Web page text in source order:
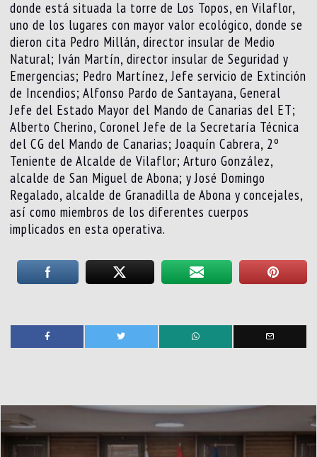
donde está situada la torre de Los Topos, en Vilaflor,
uno de los lugares con mayor valor ecológico, donde se
dieron cita Pedro Millán, director insular de Medio
Natural; Iván Martín, director insular de Seguridad y
Emergencias; Pedro Martínez, Jefe servicio de Extinción
de Incendios; Alfonso Pardo de Santayana, General
Jefe del Estado Mayor del Mando de Canarias del ET;
Alberto Cherino, Coronel Jefe de la Secretaría Técnica
del CG del Mando de Canarias; Joaquín Cabrera, 2º
Teniente de Alcalde de Vilaflor; Arturo González,
alcalde de San Miguel de Abona; y José Domingo
Regalado, alcalde de Granadilla de Abona y concejales,
así como miembros de los diferentes cuerpos
implicados en esta operativa.